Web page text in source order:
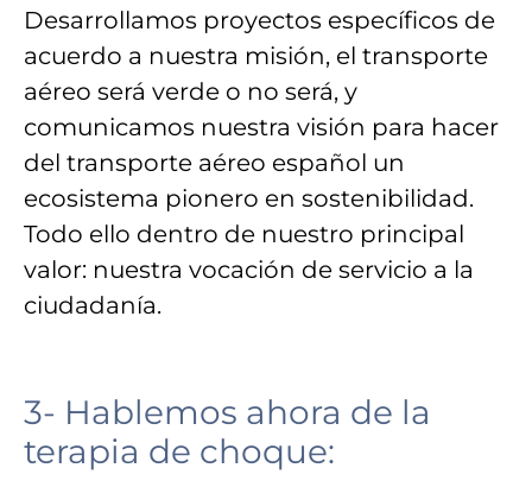
Desarrollamos proyectos específicos de
acuerdo a nuestra misión, el transporte
aéreo será verde o no será, y
comunicamos nuestra visión para hacer
del transporte aéreo español un
ecosistema pionero en sostenibilidad.
Todo ello dentro de nuestro principal
valor: nuestra vocación de servicio a la
ciudadanía.
3- Hablemos ahora de la
terapia de choque: